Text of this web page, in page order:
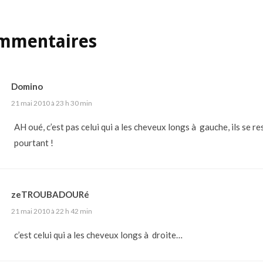
Domino
21 mai 2010 à 23 h 30 min
AH oué, c’est pas celui qui a les cheveux longs à gauche, ils se
pourtant !
zeTROUBADOURé
21 mai 2010 à 22 h 42 min
c’est celui qui a les cheveux longs à droite…